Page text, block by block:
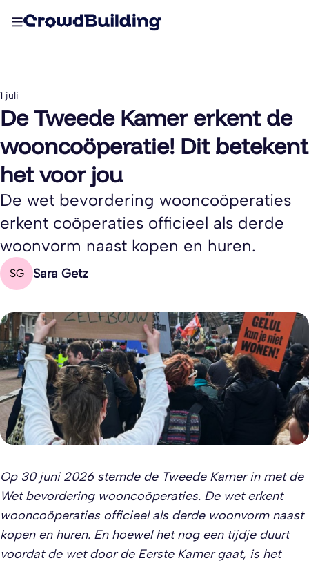
1 juli
De Tweede Kamer erkent de
wooncoöperatie! Dit betekent
het voor jou
De wet bevordering wooncoöperaties
erkent coöperaties officieel als derde
woonvorm naast kopen en huren.
SG Sara Getz
Op 30 juni 2026 stemde de Tweede Kamer in met de
Wet bevordering wooncoöperaties. De wet erkent
wooncoöperaties officieel als derde woonvorm naast
kopen en huren. En hoewel het nog een tijdje duurt
voordat de wet door de Eerste Kamer gaat, is het